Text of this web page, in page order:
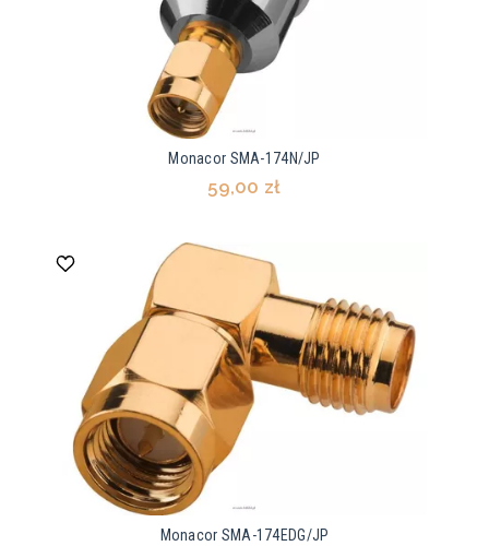
Monacor SMA-174N/JP
59,00 zł
Monacor SMA-174EDG/JP